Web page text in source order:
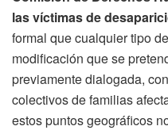
las víctimas de
formal que cualquier tipo
modificación que se
previamente dialogada,
colectivos de familias
estos puntos geográficos